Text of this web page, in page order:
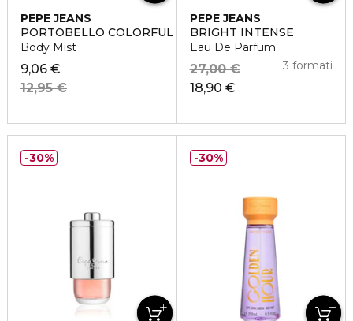
PEPE JEANS
PORTOBELLO COLORFUL CHAOS
Body Mist
9,06 €
12,95 €
PEPE JEANS
BRIGHT INTENSE
Eau De Parfum
18,90 €
27,00 € 3 formati
30% 30%